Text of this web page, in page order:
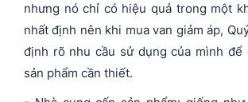
nhưng nó chỉ có hiệu quả trong một
nhất định nên khi mua van giảm áp,
định rõ nhu cầu sử dụng của mình để
sản phẩm cần thiết.